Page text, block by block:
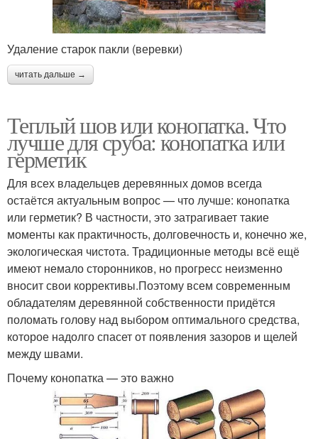
Удаление старок пакли (веревки)
читать дальше →
Теплый шов или конопатка. Что
лучше для сруба: конопатка или
герметик
Для всех владельцев деревянных домов всегда
остаётся актуальным вопрос — что лучше: конопатка
или герметик? В частности, это затрагивает такие
моменты как практичность, долговечность и, конечно же,
экологическая чистота. Традиционные методы всё ещё
имеют немало сторонников, но прогресс неизменно
вносит свои коррективы.Поэтому всем современным
обладателям деревянной собственности придётся
поломать голову над выбором оптимального средства,
которое надолго спасет от появления зазоров и щелей
между швами.
Почему конопатка — это важно